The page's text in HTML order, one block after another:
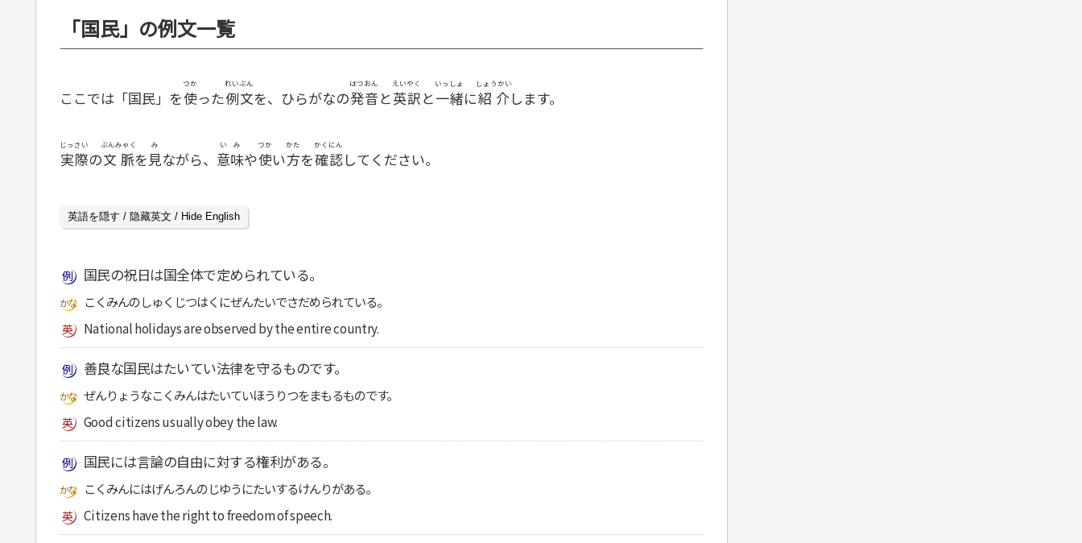
「国民」の例文一覧
ここでは「国民」を使
つか
った例文
れいぶん
を、ひらがなの発音
はつおん
と英訳
えいやく
と一緒
いっしょ
に紹介
しょうかい
します。
実際
じっさい
の文脈
ぶんみゃく
を 見
み
ながら、 意味
いみ
や使
つか
い方
かた
を確認
かくにん
してください。
英語を隠す / 隐藏英文 / Hide English
国民の祝日は国全体で定められている。
こくみんのしゅくじつはくにぜんたいでさだめられている。
National holidays are observed by the entire country.
善良な国民はたいてい法律を守るものです。
ぜんりょうなこくみんはたいていほうりつをまもるものです。
Good citizens usually obey the law.
国民には言論の自由に対する権利がある。
こくみんにはげんろんのじゆうにたいするけんりがある。
Citizens have the right to freedom of speech.